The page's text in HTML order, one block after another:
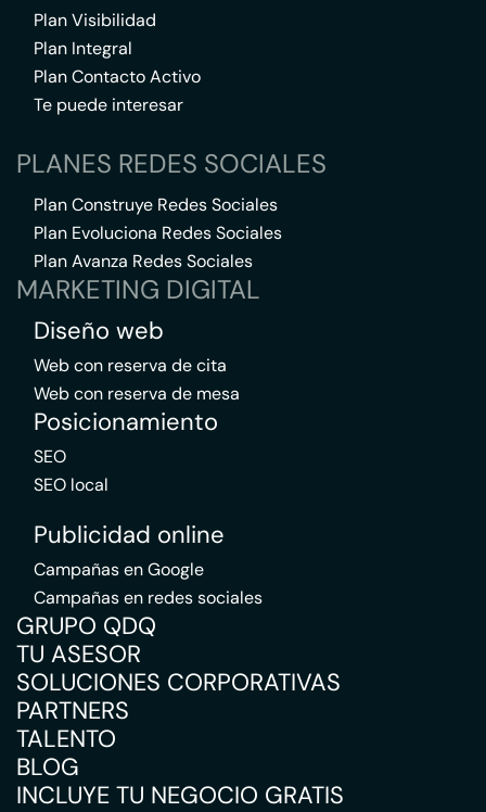
Plan Visibilidad
Plan Integral
Plan Contacto Activo
Te puede interesar
PLANES REDES SOCIALES
Plan Construye Redes Sociales
Plan Evoluciona Redes Sociales
Plan Avanza Redes Sociales
MARKETING DIGITAL
Diseño web
Web con reserva de cita
Web con reserva de mesa
Posicionamiento
SEO
SEO local
Publicidad online
Campañas en Google
Campañas en redes sociales
GRUPO QDQ
TU ASESOR
SOLUCIONES CORPORATIVAS
PARTNERS
TALENTO
BLOG
INCLUYE TU NEGOCIO GRATIS